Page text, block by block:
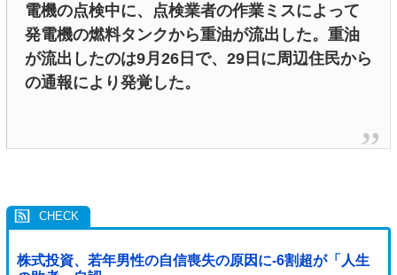
電機の点検中に、点検業者の作業ミスによって
発電機の燃料タンクから重油が流出した。重油
が流出したのは9月26日で、29日に周辺住民から
の通報により発覚した。
株式投資、若年男性の自信喪失の原因に-6割超が「人生